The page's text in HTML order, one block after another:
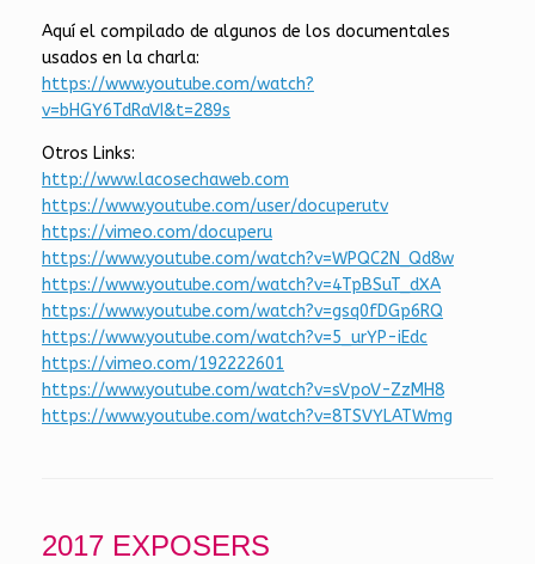
Aquí el compilado de algunos de los documentales
usados en la charla:
https://www.youtube.com/watch?
v=bHGY6TdRaVI&t=289s
Otros Links:
http://www.lacosechaweb.com
https://www.youtube.com/user/docuperutv
https://vimeo.com/docuperu
https://www.youtube.com/watch?v=WPQC2N_Qd8w
https://www.youtube.com/watch?v=4TpBSuT_dXA
https://www.youtube.com/watch?v=gsq0fDGp6RQ
https://www.youtube.com/watch?v=5_urYP-iEdc
https://vimeo.com/192222601
https://www.youtube.com/watch?v=sVpoV-ZzMH8
https://www.youtube.com/watch?v=8TSVYLATWmg
2017 EXPOSERS